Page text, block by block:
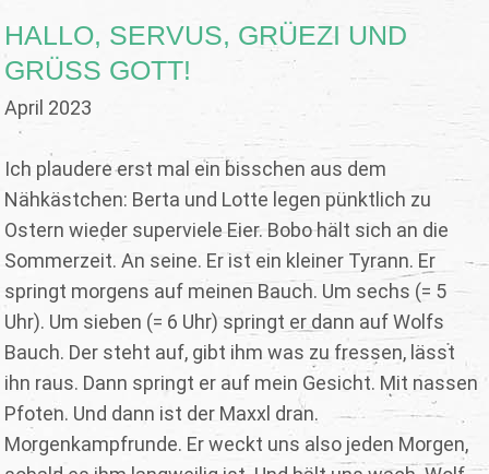
HALLO, SERVUS, GRÜEZI UND
GRÜSS GOTT!
April 2023
Ich plaudere erst mal ein bisschen aus dem
Nähkästchen: Berta und Lotte legen pünktlich zu
Ostern wieder superviele Eier. Bobo hält sich an die
Sommerzeit. An seine. Er ist ein kleiner Tyrann. Er
springt morgens auf meinen Bauch. Um sechs (= 5
Uhr). Um sieben (= 6 Uhr) springt er dann auf Wolfs
Bauch. Der steht auf, gibt ihm was zu fressen, lässt
ihn raus. Dann springt er auf mein Gesicht. Mit nassen
Pfoten. Und dann ist der Maxxl dran.
Morgenkampfrunde. Er weckt uns also jeden Morgen,